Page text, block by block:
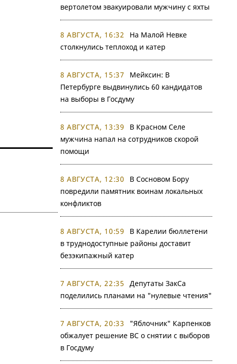
вертолетом эвакуировали мужчину с яхты
8 АВГУСТА, 16:32
На Малой Невке
столкнулись теплоход и катер
8 АВГУСТА, 15:37
Мейксин: В
Петербурге выдвинулись 60 кандидатов
на выборы в Госдуму
8 АВГУСТА, 13:39
В Красном Селе
мужчина напал на сотрудников скорой
помощи
8 АВГУСТА, 12:30
В Сосновом Бору
повредили памятник воинам локальных
конфликтов
8 АВГУСТА, 10:59
В Карелии бюллетени
в труднодоступные районы доставит
безэкипажный катер
7 АВГУСТА, 22:35
Депутаты ЗакСа
поделились планами на "нулевые чтения"
7 АВГУСТА, 20:33
"Яблочник" Карпенков
обжалует решение ВС о снятии с выборов
в Госдуму